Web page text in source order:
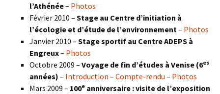
l’Athénée– Photos
Février 2010 – Stage au Centre d’initiation à
l’écologie et d’étude de l’environnement– Photos
Janvier 2010 – Stage sportif au Centre ADEPS à
Engreux– Photos
Octobre 2009 – Voyage de fin d’études à Venise (6es
années) – Introduction – Compte-rendu – Photos
Mars 2009 – 100e anniversaire : visite de l’exposition